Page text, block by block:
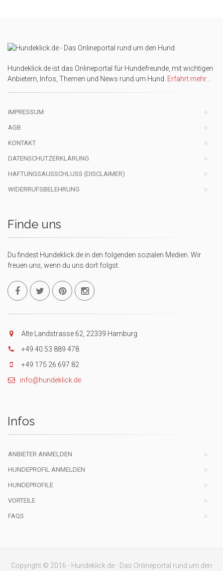
Hundeklick.de ist das Onlineportal für Hundefreunde, mit wichtigen
Anbietern, Infos, Themen und News rund um Hund. Erfahrt mehr...
IMPRESSUM
AGB
KONTAKT
DATENSCHUTZERKLÄRUNG
HAFTUNGSAUSSCHLUSS (DISCLAIMER)
WIDERRUFSBELEHRUNG
Finde uns
Du findest Hundeklick.de in den folgenden sozialen Medien. Wir
freuen uns, wenn du uns dort folgst.
Alte Landstrasse 62, 22339 Hamburg
+49 40 53 889 478
+49 175 26 697 82
info@hundeklick.de
Infos
ANBIETER ANMELDEN
HUNDEPROFIL ANMELDEN
HUNDEPROFILE
VORTEILE
FAQS
Copyright © 2016 - Hundeklick.de - Das Onlineportal rund um den